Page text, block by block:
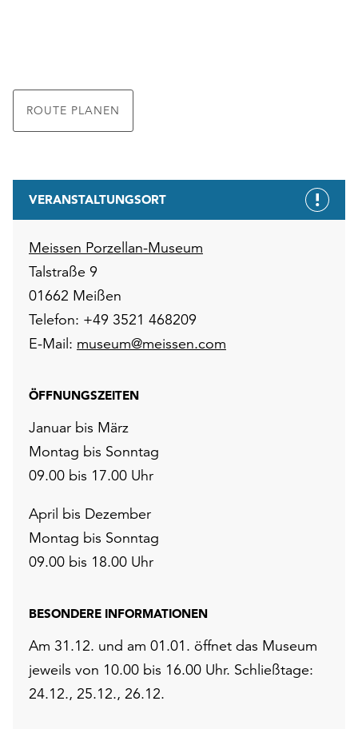
ROUTE PLANEN
VERANSTALTUNGSORT
Meissen Porzellan-Museum
Talstraße 9
01662 Meißen
Telefon: +49 3521 468209
E-Mail: museum@meissen.com
ÖFFNUNGSZEITEN
Januar bis März
Montag bis Sonntag
09.00 bis 17.00 Uhr
April bis Dezember
Montag bis Sonntag
09.00 bis 18.00 Uhr
BESONDERE INFORMATIONEN
Am 31.12. und am 01.01. öffnet das Museum
jeweils von 10.00 bis 16.00 Uhr. Schließtage:
24.12., 25.12., 26.12.